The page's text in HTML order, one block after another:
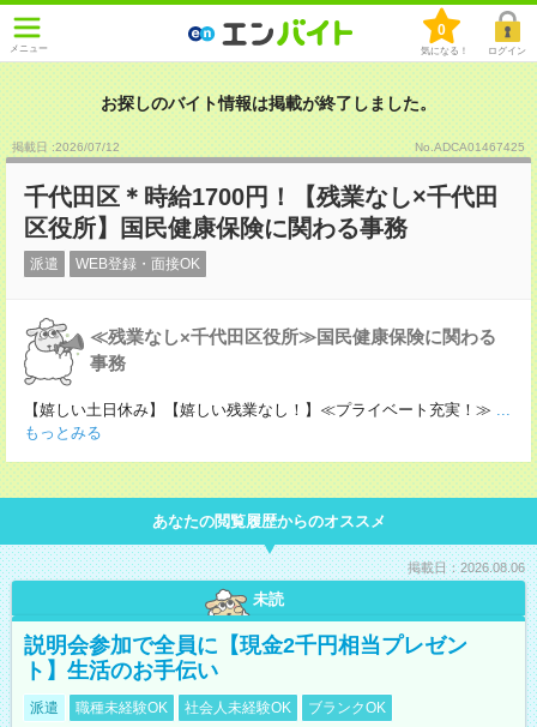
メニュー
0
気になる！ ログイン
お探しのバイト情報は掲載が終了しました。
掲載日 :2026/07/12 No.ADCA01467425
千代田区＊時給1700円！【残業なし×千代田
区役所】国民健康保険に関わる事務
派遣 WEB登録・面接OK
≪残業なし×千代田区役所≫国民健康保険に関わる
事務
【嬉しい土日休み】【嬉しい残業なし！】≪プライベート充実！≫ ...
もっとみる
あなたの閲覧履歴からのオススメ
掲載日：2026.08.06
未読
説明会参加で全員に【現金2千円相当プレゼン
ト】生活のお手伝い
派遣 職種未経験OK 社会人未経験OK
ブランクOK